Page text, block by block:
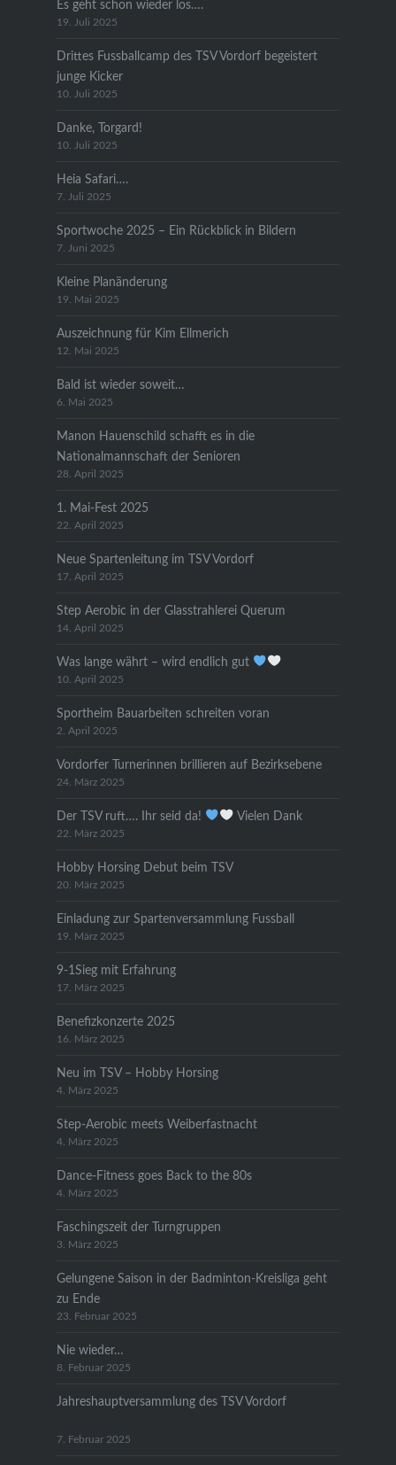
Es geht schon wieder los….
19. Juli 2025
Drittes Fussballcamp des TSV Vordorf begeistert
junge Kicker
10. Juli 2025
Danke, Torgard!
10. Juli 2025
Heia Safari….
7. Juli 2025
Sportwoche 2025 – Ein Rückblick in Bildern
7. Juni 2025
Kleine Planänderung
19. Mai 2025
Auszeichnung für Kim Ellmerich
12. Mai 2025
Bald ist wieder soweit…
6. Mai 2025
Manon Hauenschild schafft es in die
Nationalmannschaft der Senioren
28. April 2025
1. Mai-Fest 2025
22. April 2025
Neue Spartenleitung im TSV Vordorf
17. April 2025
Step Aerobic in der Glasstrahlerei Querum
14. April 2025
Was lange währt – wird endlich gut
10. April 2025
Sportheim Bauarbeiten schreiten voran
2. April 2025
Vordorfer Turnerinnen brillieren auf Bezirksebene
24. März 2025
Der TSV ruft…. Ihr seid da! Vielen Dank
22. März 2025
Hobby Horsing Debut beim TSV
20. März 2025
Einladung zur Spartenversammlung Fussball
19. März 2025
9-1Sieg mit Erfahrung
17. März 2025
Benefizkonzerte 2025
16. März 2025
Neu im TSV – Hobby Horsing
4. März 2025
Step-Aerobic meets Weiberfastnacht
4. März 2025
Dance-Fitness goes Back to the 80s
4. März 2025
Faschingszeit der Turngruppen
3. März 2025
Gelungene Saison in der Badminton-Kreisliga geht
zu Ende
23. Februar 2025
Nie wieder…
8. Februar 2025
Jahreshauptversammlung des TSV Vordorf
7. Februar 2025